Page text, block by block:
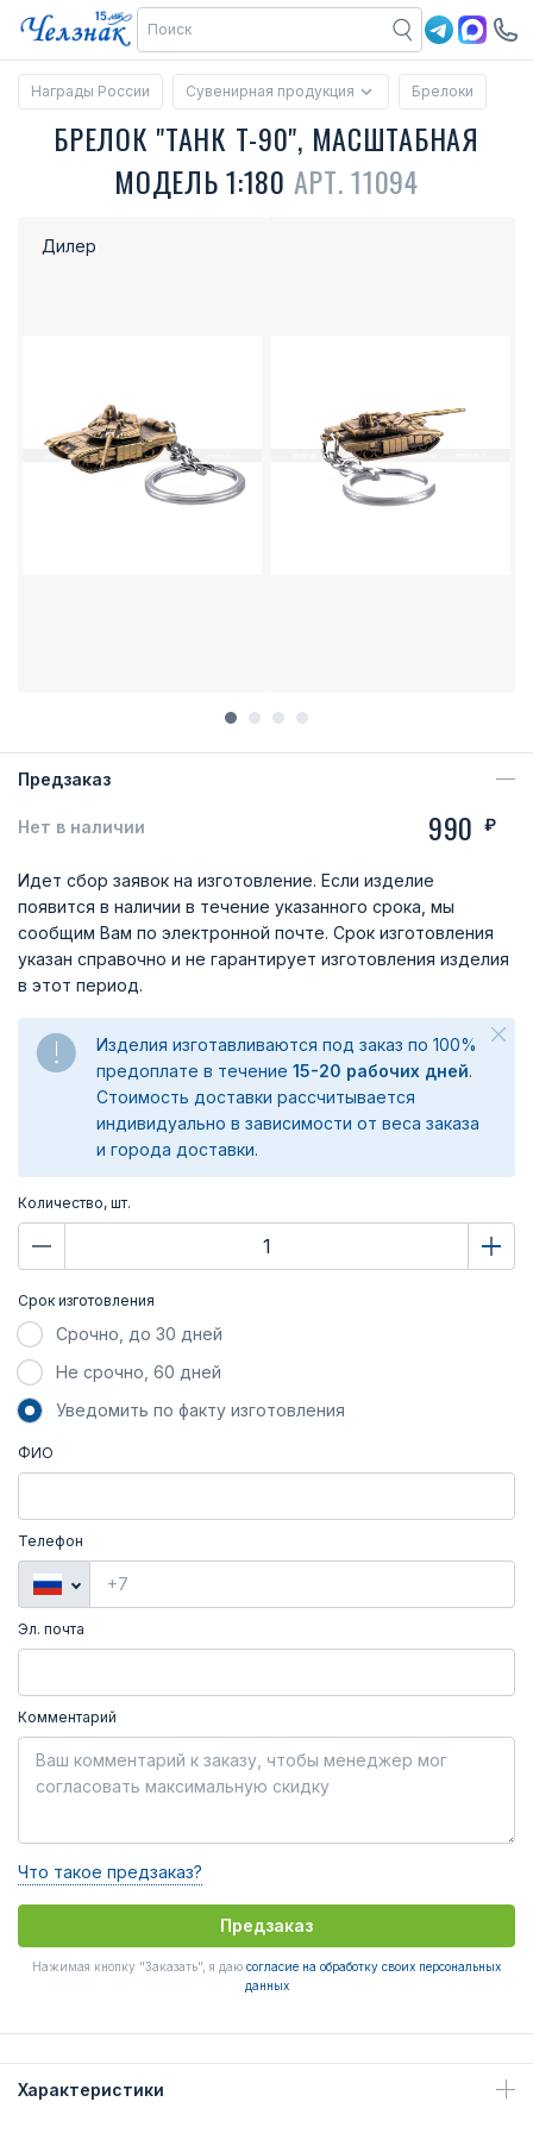
Награды России Сувенирная продукция Брелоки
БРЕЛОК "ТАНК Т-90", МАСШТАБНАЯ
МОДЕЛЬ 1:180 АРТ. 11094
Дилер
Предзаказ
Нет в наличии 990 ₽
Идет сбор заявок на изготовление. Если изделие
появится в наличии в течение указанного срока, мы
сообщим Вам по электронной почте. Срок изготовления
указан справочно и не гарантирует изготовления изделия
в этот период.
Изделия изготавливаются под заказ по 100%
предоплате в течение 15-20 рабочих дней.
Стоимость доставки рассчитывается
индивидуально в зависимости от веса заказа
и города доставки.
Количество, шт.
Срок изготовления
Срочно, до 30 дней
Не срочно, 60 дней
Уведомить по факту изготовления
ФИО
Телефон
Эл. почта
Комментарий
Что такое предзаказ?
Предзаказ
Нажимая кнопку "Заказать", я даю согласие на обработку своих персональных
данных
Характеристики